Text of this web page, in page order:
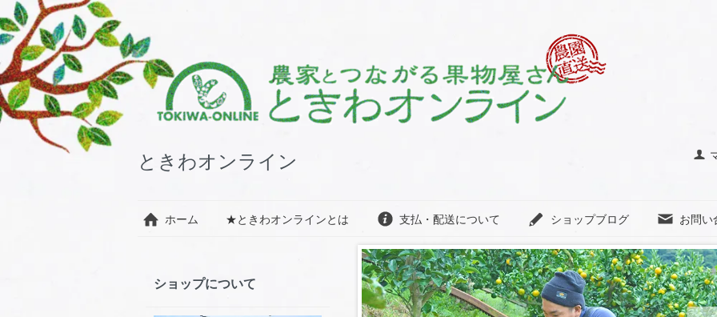
ときわオンライン
ホーム ★ときわオンラインとは 支払・配送について ショップブログ お問い
ショップについて